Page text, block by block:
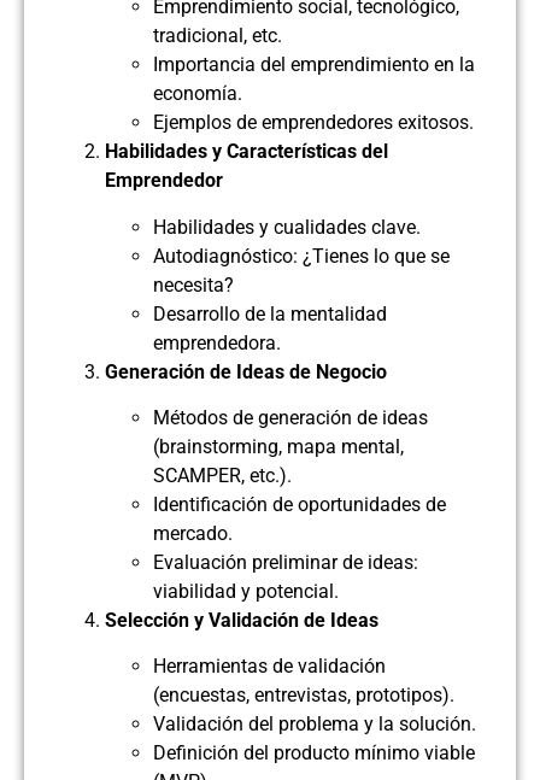
Emprendimiento social, tecnológico,
tradicional, etc.
Importancia del emprendimiento en la
economía.
Ejemplos de emprendedores exitosos.
Habilidades y Características del
Emprendedor
Habilidades y cualidades clave.
Autodiagnóstico: ¿Tienes lo que se
necesita?
Desarrollo de la mentalidad
emprendedora.
Generación de Ideas de Negocio
Métodos de generación de ideas
(brainstorming, mapa mental,
SCAMPER, etc.).
Identificación de oportunidades de
mercado.
Evaluación preliminar de ideas:
viabilidad y potencial.
Selección y Validación de Ideas
Herramientas de validación
(encuestas, entrevistas, prototipos).
Validación del problema y la solución.
Definición del producto mínimo viable